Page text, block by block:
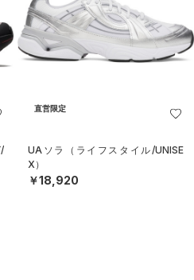
直営限定
UAソラ（ライフスタイル/UNISE
X）
￥18,920